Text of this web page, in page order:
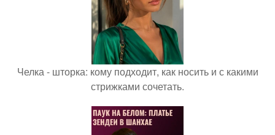
Челка - шторка: кому подходит, как носить и с какими
стрижками сочетать.